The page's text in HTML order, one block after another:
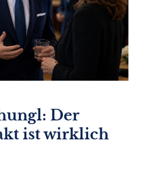
Der
ist wirklich